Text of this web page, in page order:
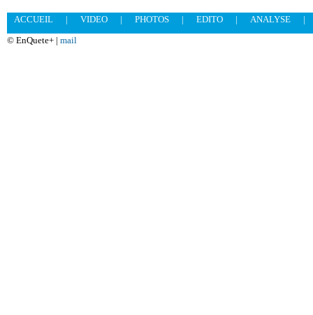
ACCUEIL | VIDEO | PHOTOS | EDITO | ANALYSE
|
© EnQuete+ | mail